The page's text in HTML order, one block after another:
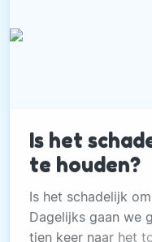
Is het
te houden?
Is het schadelijk
Dagelijks gaan we
tien keer naar het